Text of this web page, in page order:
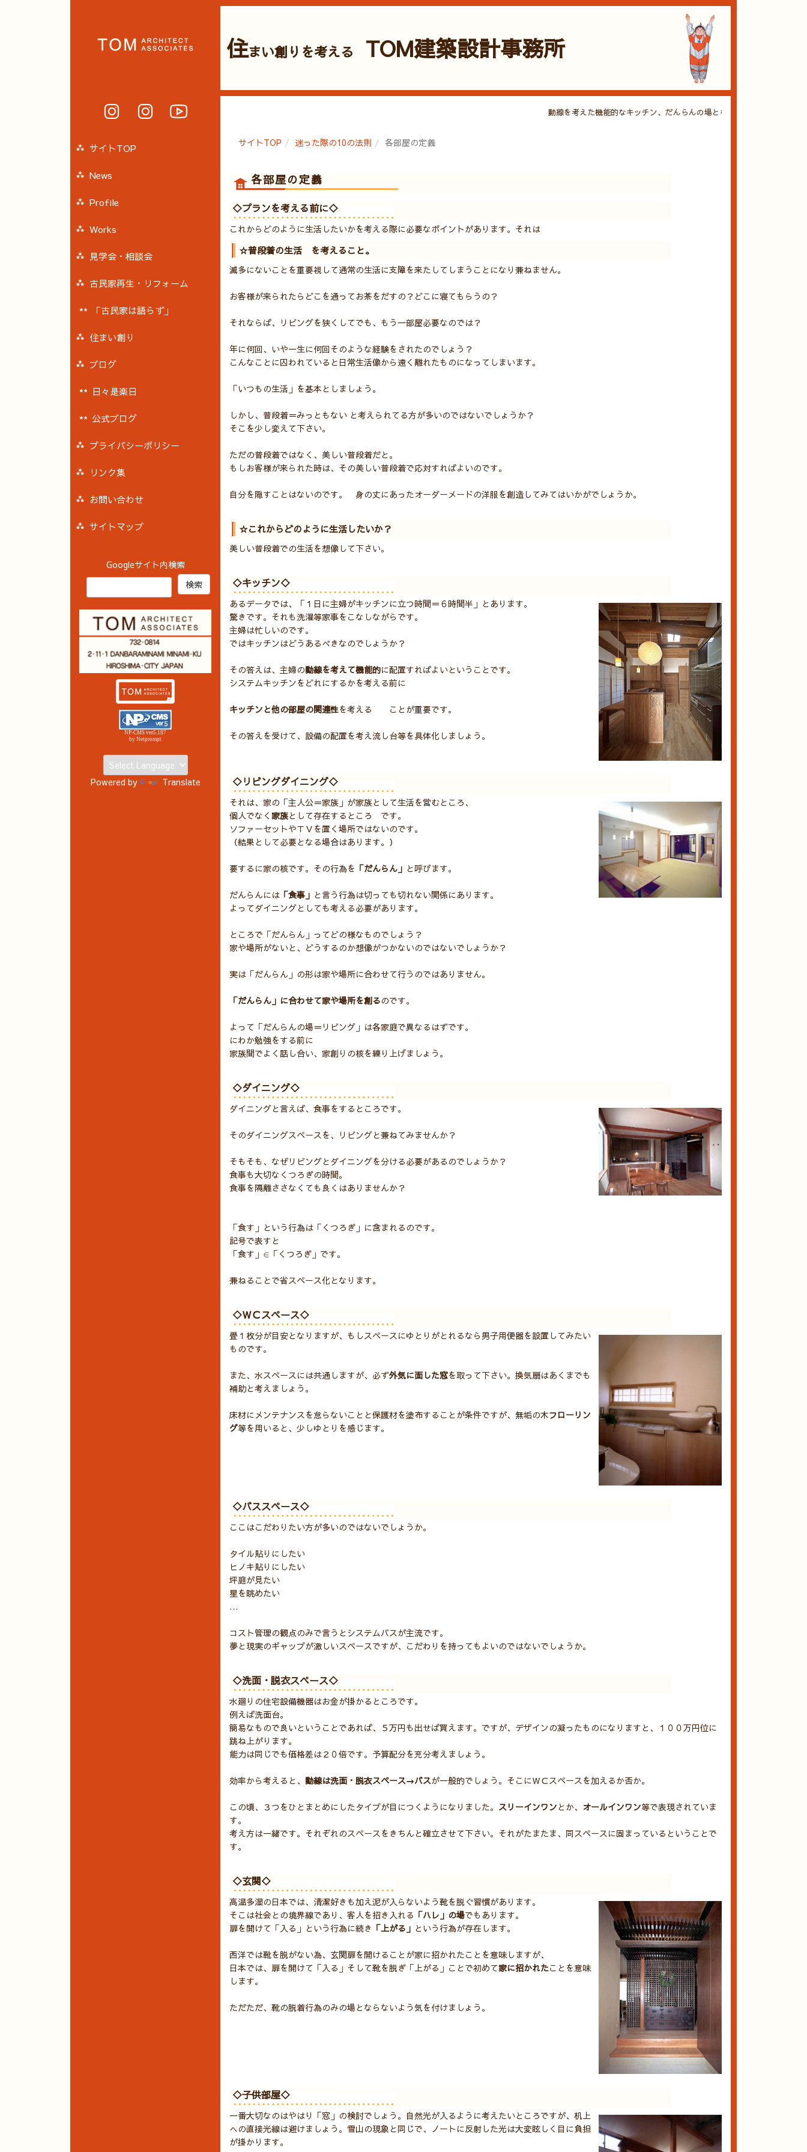
住まい創りを考える TOM建築設計事務所
動線を考えた機能的なキッチン、だんらんの場となるリビング・ダイニン
サイトTOP 迷った際の10の法則 各部屋の定義
各部屋の定義
◇プランを考える前に◇
これからどのように生活したいかを考える際に必要なポイントがあります。それは
☆普段着の生活 を考えること。
滅多にないことを重要視して通常の生活に支障を来たしてしまうことになり兼ねません。
お客様が来られたらどこを通ってお茶をだすの？どこに寝てもらうの？
それならば、リビングを狭くしてでも、もう一部屋必要なのでは？
年に何回、いや一生に何回そのような経験をされたのでしょう？
こんなことに囚われていると日常生活像から遠く離れたものになってしまいます。
「いつもの生活」を基本としましょう。
しかし、普段着＝みっともない と考えられてる方が多いのではないでしょうか？
そこを少し変えて下さい。
ただの普段着ではなく、美しい普段着だと。
もしお客様が来られた時は、その美しい普段着で応対すればよいのです。
自分を隠すことはないのです。 身の丈にあったオーダーメードの洋服を創造してみてはいかがでしょうか。
☆これからどのように生活したいか？
美しい普段着での生活を想像して下さい。
◇キッチン◇
あるデータでは、「１日に主婦がキッチンに立つ時間＝６時間半」とあります。
驚きです。それも洗濯等家事をこなしながらです。
主婦は忙しいのです。
ではキッチンはどうあるべきなのでしょうか？
その答えは、主婦の動線を考えて機能的に配置すればよいということです。
システムキッチンをどれにするかを考える前に
キッチンと他の部屋の関連性を考える ことが重要です。
その答えを受けて、設備の配置を考え流し台等を具体化しましょう。
◇リビングダイニング◇
それは、家の「主人公＝家族」が家族として生活を営むところ、
個人でなく 家族として存在するところ です。
ソファーセットやＴＶを置く場所ではないのです。
（結果として必要となる場合はあります。）
要するに家の核です。その行為を 「だんらん」 と呼びます。
だんらんには 「食事」 と言う行為は切っても切れない関係にあります。
よってダイニングとしても考える必要があります。
ところで「だんらん」ってどの様なものでしょう？
家や場所がないと、どうするのか想像がつかないのではないでしょうか？
実は「だんらん」の形は家や場所に合わせて行うのではありません。
「だんらん」に合わせて家や場所を創るのです。
よって「だんらんの場＝リビング」は各家庭で異なるはずです。
にわか勉強をする前に
家族間でよく話し合い、家創りの核を練り上げましょう。
◇ダイニング◇
ダイニングと言えば、食事をするところです。
そのダイニングスペースを、リビングと兼ねてみませんか？
そもそも、なぜリビングとダイニングを分ける必要があるのでしょうか？
食事も大切なくつろぎの時間。
食事を隔離ささなくても良くはありませんか？
「食す」という行為は「くつろぎ」に含まれるのです。
記号で表すと
「食す」∈「くつろぎ」です。
兼ねることで省スペース化となります。
◇ＷＣスペース◇
畳１枚分が目安となりますが、もしスペースにゆとりがとれるなら男子用便器を設置してみたい
ものです。
また、水スペースには共通しますが、必ず外気に面した窓を取って下さい。換気扇はあくまでも
補助と考えましょう。
床材にメンテナンスを怠らないことと保護材を塗布することが条件ですが、無垢の木フローリン
グ等を用いると、少しゆとりを感じます。
◇バススペース◇
ここはこだわりたい方が多いのではないでしょうか。
タイル貼りにしたい
ヒノキ貼りにしたい
坪庭が見たい
星を眺めたい
…
コスト管理の観点のみで言うとシステムバスが主流です。
夢と現実のギャップが激しいスペースですが、こだわりを持ってもよいのではないでしょうか。
◇洗面・脱衣スペース◇
水廻りの住宅設備機器はお金が掛かるところです。
例えば洗面台。
簡易なもので良いということであれば、５万円も出せば買えます。ですが、デザインの凝ったものになりますと、１００万円位に
跳ね上がります。
能力は同じでも価格差は２０倍です。予算配分を充分考えましょう。
効率から考えると、 動線は洗面・脱衣スペース→バスが一般的でしょう。そこにＷＣスペースを加えるか否か。
この頃、３つをひとまとめにしたタイプが目につくようになりました。 スリーインワンとか、 オールインワン等で表現されていま
す。
考え方は一緒です。それぞれのスペースをきちんと確立させて下さい。それがたまたま、同スペースに固まっているということで
す。
◇玄関◇
高温多湿の日本では、清潔好きも加え泥が入らないよう靴を脱ぐ習慣があります。
そこは社会との境界線であり、客人を招き入れる 「ハレ」の場でもあります。
扉を開けて「入る」という行為に続き 「上がる」 という行為が存在します。
西洋では靴を脱がない為、玄関扉を開けることが家に招かれたことを意味しますが、
日本では、扉を開けて「入る」そして靴を脱ぎ「上がる」ことで初めて家に招かれたことを意味
します。
ただただ、靴の脱着行為のみの場とならないよう気を付けましょう。
◇子供部屋◇
一番大切なのはやはり「窓」の検討でしょう。自然光が入るように考えたいところですが、机上
への直接光線は避けましょう。雪山の現象と同じで、ノートに反射した光は大変眩しく目に負担
が掛かります。
サイトTOP
News
Profile
Works
見学会・相談会
古民家再生・リフォーム
「古民家は語らず」
住まい創り
ブログ
日々是楽日
公式ブログ
プライバシーポリシー
リンク集
お問い合わせ
サイトマップ
Googleサイト内検索
NP-CMS ver5.187
by Netprompt
Powered by Translate